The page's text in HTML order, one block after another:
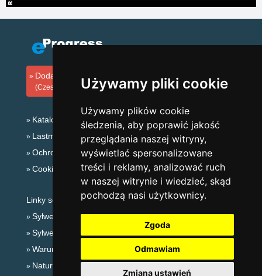
Używamy pliki cookie
Używamy plików cookie
śledzenia, aby poprawić jakość
przeglądania naszej witryny,
wyświetlać spersonalizowane
treści i reklamy, analizować ruch
w naszej witrynie i wiedzieć, skąd
pochodzą nasi użytkownicy.
Zgoda
Odmawiam
Zmiana ustawień
Dodaj zakwaterowanie
(Czeski)
Katalog zakwaterowania
Lastminute Góry Izerskie
Ochrona prywatności
Cookies
Linky sezonowe:
Sylwester Góry Izerskie
Sylwester w górach 2025/26
Warunki narciarskie
Naturalne kąpieliska